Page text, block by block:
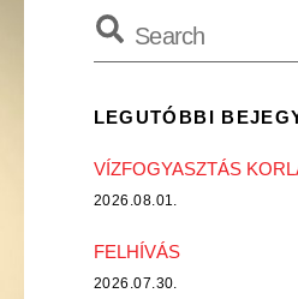
LEGUTÓBBI
VÍZFOGYASZTÁS
2026.08.01.
FELHÍVÁS
2026.07.30.